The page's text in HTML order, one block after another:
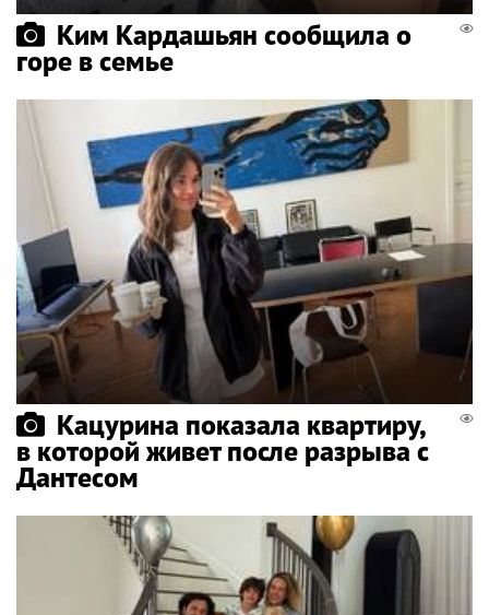
Ким Кардашьян сообщила о
горе в семье
Кацурина показала квартиру,
в которой живет после разрыва с
Дантесом